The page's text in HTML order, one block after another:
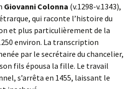
Giovanni Colonna (v.1298-v.1343),
qui raconte l’histoire du
et plus particulièrement de la
environ. La transcription
par le secrétaire du chancelier,
fils épousa la fille. Le travail
s’arrêta en 1455, laissant le